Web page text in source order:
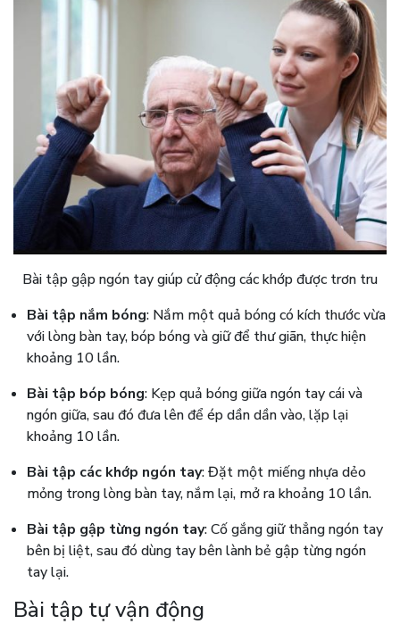
Bài tập gập ngón tay giúp cử động các khớp được trơn tru
Bài tập nắm bóng: Nắm một quả bóng có kích thước vừa
với lòng bàn tay, bóp bóng và giữ để thư giãn, thực hiện
khoảng 10 lần.
Bài tập bóp bóng: Kẹp quả bóng giữa ngón tay cái và
ngón giữa, sau đó đưa lên để ép dần dần vào, lặp lại
khoảng 10 lần.
Bài tập các khớp ngón tay: Đặt một miếng nhựa dẻo
mỏng trong lòng bàn tay, nắm lại, mở ra khoảng 10 lần.
Bài tập gập từng ngón tay: Cố gắng giữ thẳng ngón tay
bên bị liệt, sau đó dùng tay bên lành bẻ gập từng ngón
tay lại.
Bài tập tự vận động